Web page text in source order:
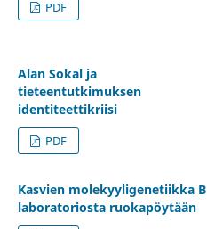
PDF
Alan Sokal ja
tieteentutkimuksen
identiteettikriisi
PDF
Kasvien molekyyligenetiikka B
laboratoriosta ruokapöytään